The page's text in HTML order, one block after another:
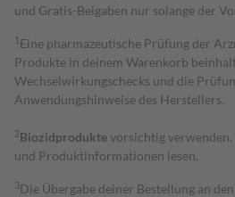
und Gratis-Beigaben nur solange der
1 Eine pharmazeutische Prüfung der
Produkte in deinem Warenkorb
Wechselwirkungschecks und die
Anwendungshinweise des Herstellers.
2Biozidproduktevorsichtig
und Produktinformationen lesen.
3Die Übergabe deiner Bestellung an